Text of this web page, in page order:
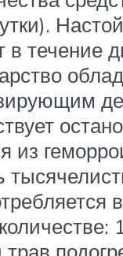
Настой
в течение
из
в